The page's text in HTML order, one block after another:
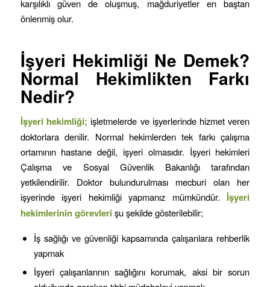
karşılıklı güven de oluşmuş, mağduriyetler en baştan
önlenmiş olur.
İşyeri Hekimliği Ne Demek?
Normal Hekimlikten Farkı
Nedir?
İşyeri hekimliği; işletmelerde ve işyerlerinde hizmet veren
doktorlara denilir. Normal hekimlerden tek farkı çalışma
ortamının hastane değil, işyeri olmasıdır. İşyeri hekimleri
Çalışma ve Sosyal Güvenlik Bakanlığı tarafından
yetkilendirilir. Doktor bulundurulması mecburi olan her
işyerinde işyeri hekimliği yapmanız mümkündür. İşyeri
hekimlerinin görevleri şu şekilde gösterilebilir;
İş sağlığı ve güvenliği kapsamında çalışanlara rehberlik
yapmak
İşyeri çalışanlarının sağlığını korumak, aksi bir sorun